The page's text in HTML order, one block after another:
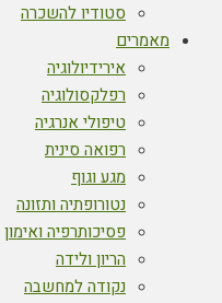
סטודיו להשכרה
מאמרים
אירידיולוגיה
רפלקסולוגיה
טיפולי אנרגיה
רפואה סינית
מגע וגוף
נטורופתיה ותזונה
פסיכותרפיה ואימון
הריון ולידה
נקודה למחשבה